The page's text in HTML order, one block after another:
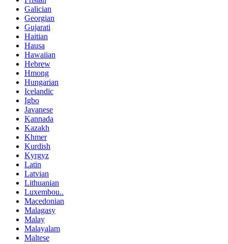
Galician
Georgian
Gujarati
Haitian
Hausa
Hawaiian
Hebrew
Hmong
Hungarian
Icelandic
Igbo
Javanese
Kannada
Kazakh
Khmer
Kurdish
Kyrgyz
Latin
Latvian
Lithuanian
Luxembou..
Macedonian
Malagasy
Malay
Malayalam
Maltese